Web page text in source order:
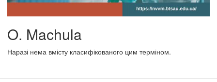
O. Machula
Наразі нема вмісту класифікованого цим терміном.